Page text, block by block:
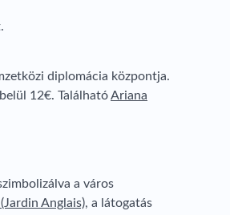
diplomácia központja.
12€. TalálhatóAriana
a város
Anglais), a látogatás